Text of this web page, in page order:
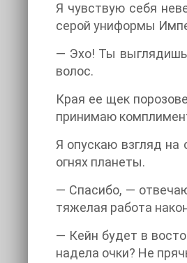
Я чувствую себя
серой униформы
— Эхо! Ты выглядишь
волос.
Края ее щек
принимаю
Я опускаю взгляд
огнях планеты.
— Спасибо, —
тяжелая работа
— Кейн будет в
надела очки? Не